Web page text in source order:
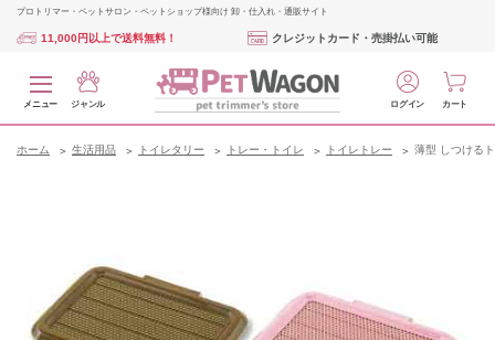
プロトリマー・ペットサロン・ペットショップ様向け 卸・仕入れ・通販サイト
11,000円以上で送料無料！ クレジットカード・売掛払い可能
メニュー ジャンル ログイン カート
ホーム 生活用品 トイレタリー トレー・トイレ トイレトレー 薄型 しつける